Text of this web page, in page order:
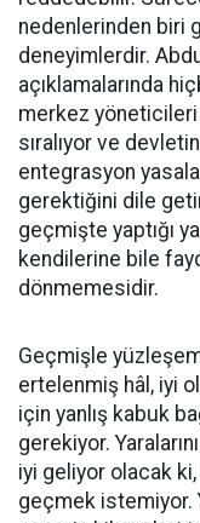
nedenlerinden biri
deneyimlerdir.
açıklamalarında
merkez
sıralıyor ve
entegrasyon
gerektiğini dile
geçmişte yaptığı
kendilerine bile
dönmemesidir.
Geçmişle
ertelenmiş hâl, iyi
için yanlış kabuk
gerekiyor.
iyi geliyor olacak
geçmek istemiyor.